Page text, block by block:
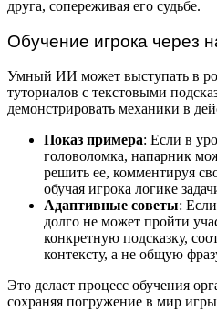
друга, сопереживая его судьбе.
Обучение игрока через
Умный ИИ может выступать в
туториалов с текстовыми
демонстрировать механики в
Показ примера: Если в
головоломка, напарник
решить ее, комментируя
обучая игрока логике
Адаптивные советы:
долго не может пройти
конкретную подсказку,
контексту, а не общую
Это делает процесс обучения
сохраняя погружение в мир